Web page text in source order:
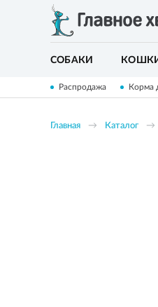
СОБАКИ
Распродажа Корма
Главная Каталог